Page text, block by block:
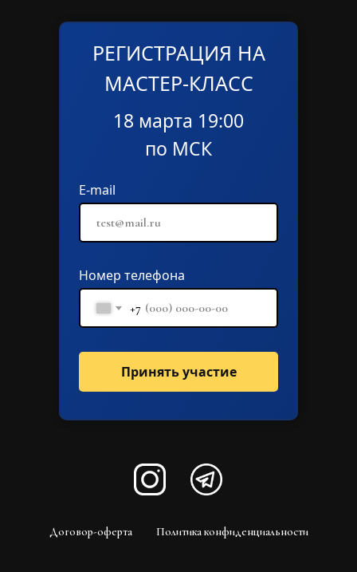
E-mail
Номер телефона
+7
Принять участие
РЕГИСТРАЦИЯ НА
МАСТЕР-КЛАСС
18 марта 19:00
по МСК
Договор-оферта Политика конфиденциальности